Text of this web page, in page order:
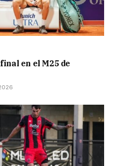
en el M25 de